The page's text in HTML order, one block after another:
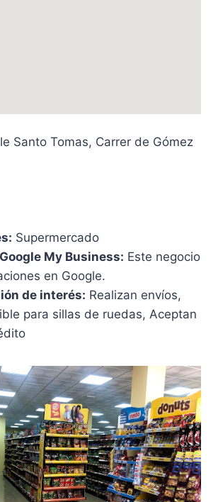
Santo Tomas, Carrer de Gómez
Supermercado
My Business: Este negocio
en Google.
de interés: Realizan envíos,
para sillas de ruedas, Aceptan